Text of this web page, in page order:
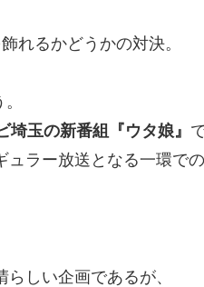
れるかどうかの対決。
埼玉の新番組『ウタ娘』
ュラー放送となる一環での
しい企画であるが、